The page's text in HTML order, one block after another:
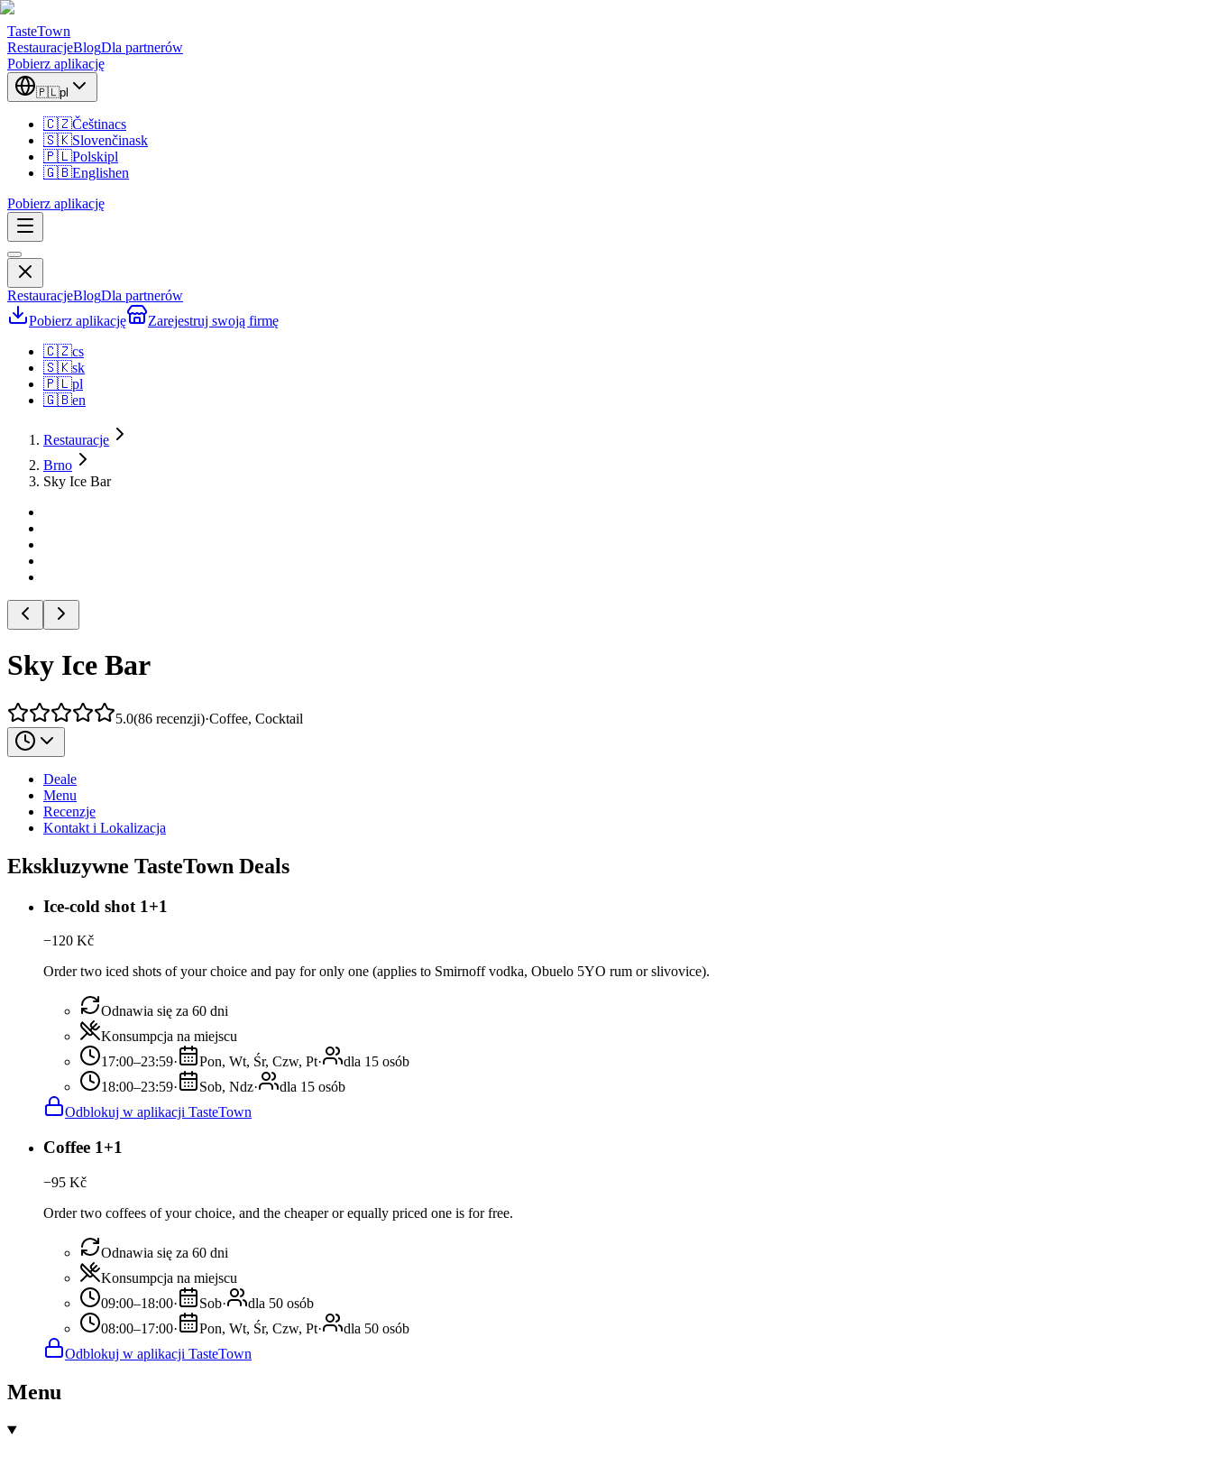
TasteTown
RestauracjeBlogDla partnerów
Pobierz aplikację
🇵🇱pl
🇨🇿Češtinacs
🇸🇰Slovenčinask
🇵🇱Polskipl
🇬🇧Englishen
Pobierz aplikację
RestauracjeBlogDla partnerów
Pobierz aplikację
Zarejestruj swoją firmę
🇨🇿cs
🇸🇰sk
🇵🇱pl
🇬🇧en
Restauracje
Brno
Sky Ice Bar
Sky Ice Bar
5.0(86 recenzji)·Coffee, Cocktail
Deale
Menu
Recenzje
Kontakt i Lokalizacja
Ekskluzywne TasteTown Deals
Ice-cold shot 1+1
−120 Kč
Order two iced shots of your choice and pay for only one (applies to Smirnoff vodka, Obuelo 5YO rum or slivovice).
Odnawia się za 60 dni
Konsumpcja na miejscu
17:00–23:59· Pon, Wt, Śr, Czw, Pt·
dla 15 osób
18:00–23:59· Sob, Ndz·
dla 15 osób
Odblokuj w aplikacji TasteTown
Coffee 1+1
−95 Kč
Order two coffees of your choice, and the cheaper or equally priced one is for free.
Odnawia się za 60 dni
Konsumpcja na miejscu
09:00–18:00· Sob·
dla 50 osób
08:00–17:00· Pon, Wt, Śr, Czw, Pt·
dla 50 osób
Odblokuj w aplikacji TasteTown
Menu